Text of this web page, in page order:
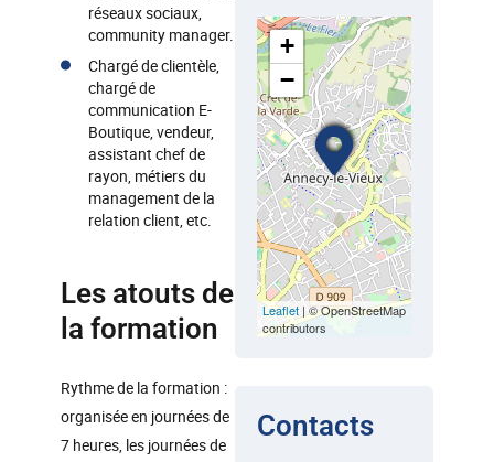
réseaux sociaux,
community manager.
Chargé de clientèle,
chargé de
communication E-
Boutique, vendeur,
assistant chef de
rayon, métiers du
management de la
relation client, etc.
Les atouts de
la formation
Rythme de la formation :
organisée en journées de
7 heures, les journées de
+
−
Leaflet | © OpenStreetMap
contributors
Contacts